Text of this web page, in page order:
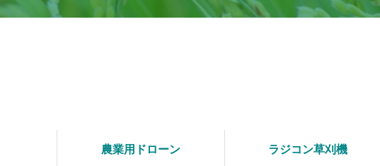
農業用ドローン ラジコン草刈機